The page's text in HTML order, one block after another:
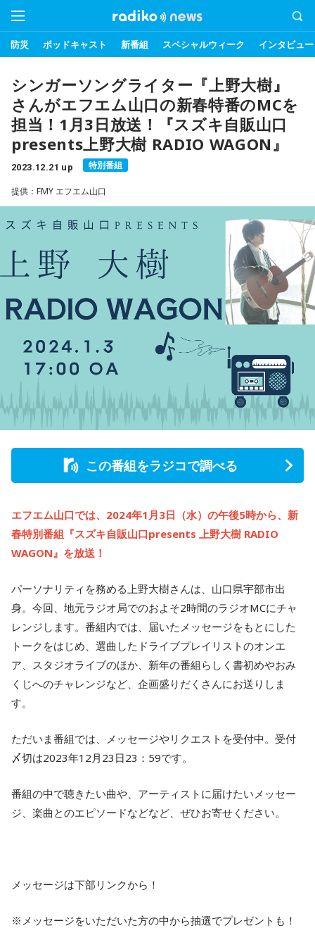
防災 ポッドキャスト 新番組 スペシャルウィーク インタビュー
シンガーソングライター『上野大樹』
さんがエフエム山口の新春特番のMCを
担当！1月3日放送！『スズキ自販山口
presents上野大樹 RADIO WAGON』
2023.12.21 up 特別番組
提供：FMY エフエム山口
この番組をラジコで調べる
エフエム山口では、2024年1月3日（水）の午後5時から、新
春特別番組『スズキ自販山口presents 上野大樹 RADIO
WAGON』を放送！
パーソナリティを務める上野大樹さんは、山口県宇部市出
身。今回、地元ラジオ局でのおよそ2時間のラジオMCにチャ
レンジします。番組内では、届いたメッセージをもとにした
トークをはじめ、選曲したドライブプレイリストのオンエ
ア、スタジオライブのほか、新年の番組らしく書初めやおみ
くじへのチャレンジなど、企画盛りだくさんにお送りしま
す。
ただいま番組では、メッセージやリクエストを受付中。受付
〆切は2023年12月23日23：59です。
番組の中で聴きたい曲や、アーティストに届けたいメッセー
ジ、楽曲とのエピソードなどなど、ぜひお寄せください。
メッセージは下部リンクから！
※メッセージをいただいた方の中から抽選でプレゼントも！